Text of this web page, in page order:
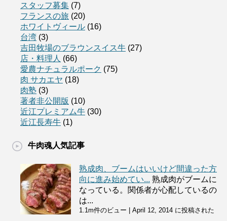
スタッフ募集 (7)
フランスの旅 (20)
ホワイトヴィール (16)
台湾 (3)
吉田牧場のブラウンスイス牛 (27)
店・料理人 (66)
愛農ナチュラルポーク (75)
肉 サカエヤ (18)
肉塾 (3)
著者非公開版 (10)
近江プレミアム牛 (30)
近江長寿牛 (1)
牛肉魂人気記事
熟成肉、ブームはいいけど間違った方
向に進み始めてい... 熟成肉がブームに
なっている。関係者が心配しているの
は...
1.1m件のビュー April 12, 2014 に投稿された